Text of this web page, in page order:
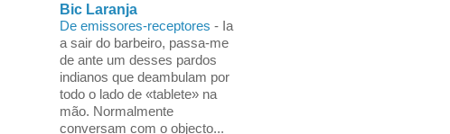
Bic Laranja
De emissores-receptores - Ia
a sair do barbeiro, passa-me
de ante um desses pardos
indianos que deambulam por
todo o lado de «tablete» na
mão. Normalmente
conversam com o objecto...